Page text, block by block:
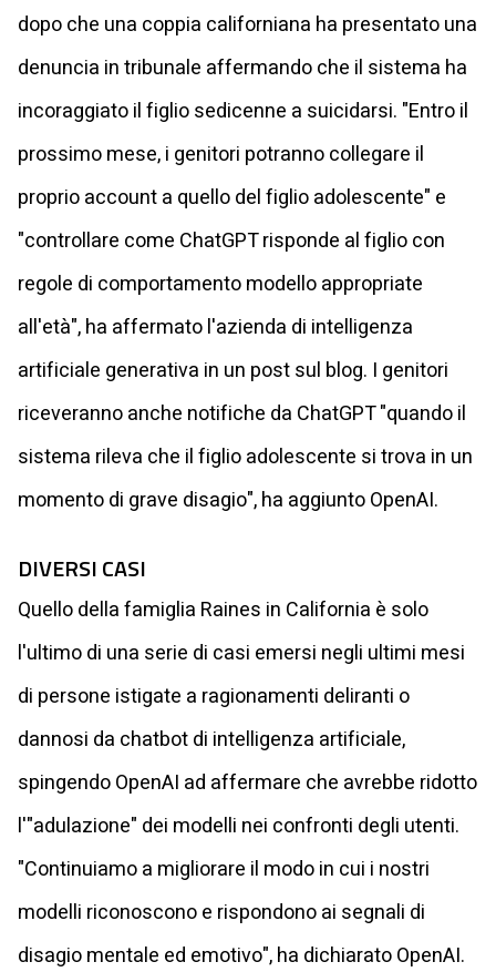
dopo che una coppia californiana ha presentato una
denuncia in tribunale affermando che il sistema ha
incoraggiato il figlio sedicenne a suicidarsi. "Entro il
prossimo mese, i genitori potranno collegare il
proprio account a quello del figlio adolescente" e
"controllare come ChatGPT risponde al figlio con
regole di comportamento modello appropriate
all'età", ha affermato l'azienda di intelligenza
artificiale generativa in un post sul blog. I genitori
riceveranno anche notifiche da ChatGPT "quando il
sistema rileva che il figlio adolescente si trova in un
momento di grave disagio", ha aggiunto OpenAI.
DIVERSI CASI
Quello della famiglia Raines in California è solo
l'ultimo di una serie di casi emersi negli ultimi mesi
di persone istigate a ragionamenti deliranti o
dannosi da chatbot di intelligenza artificiale,
spingendo OpenAI ad affermare che avrebbe ridotto
l'"adulazione" dei modelli nei confronti degli utenti.
"Continuiamo a migliorare il modo in cui i nostri
modelli riconoscono e rispondono ai segnali di
disagio mentale ed emotivo", ha dichiarato OpenAI.